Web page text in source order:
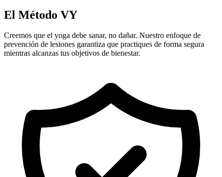
El Método VY
Creemos que el yoga debe sanar, no dañar. Nuestro enfoque de
prevención de lesiones garantiza que practiques de forma segura
mientras alcanzas tus objetivos de bienestar.